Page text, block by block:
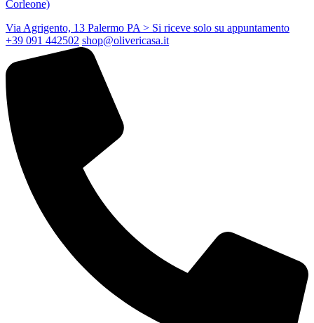
Corleone)
Via Agrigento, 13 Palermo PA > Si riceve solo su appuntamento
+39 091 442502 shop@olivericasa.it